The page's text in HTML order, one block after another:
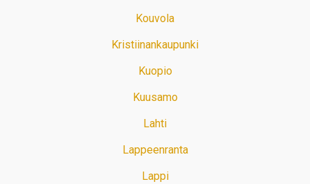
Kouvola
Kristiinankaupunki
Kuopio
Kuusamo
Lahti
Lappeenranta
Lappi